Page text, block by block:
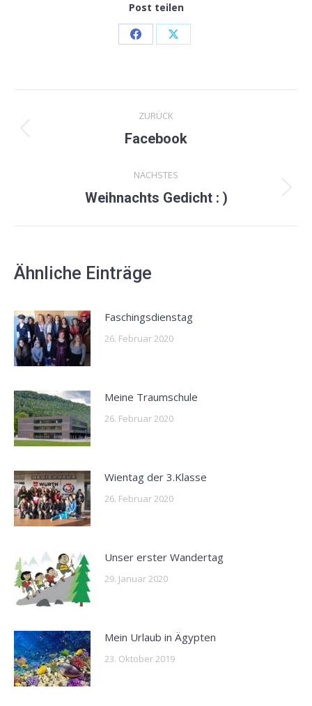
Post teilen
Share
Facebook
Share
X
Kommentarnavigation
ZURÜCK
Vorheriger
Facebook
NÄCHSTES
Nächster
Weihnachts Gedicht : )
Ähnliche Einträge
Faschingsdienstag
26. Februar 2020
Meine Traumschule
26. Februar 2020
Wientag der 3.Klasse
26. Februar 2020
Unser erster Wandertag
29. Januar 2020
Mein Urlaub in Ägypten
23. Oktober 2019